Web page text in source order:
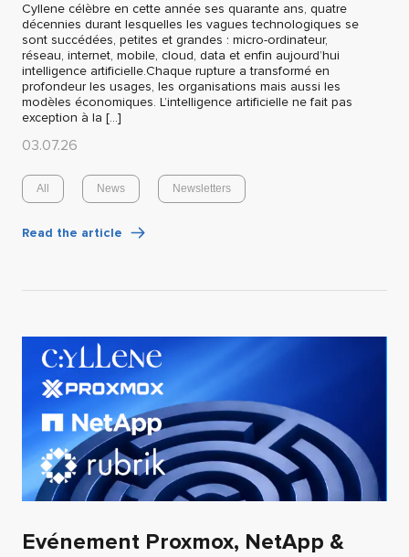
Cyllene célèbre en cette année ses quarante ans, quatre
décennies durant lesquelles les vagues technologiques se
sont succédées, petites et grandes : micro-ordinateur,
réseau, internet, mobile, cloud, data et enfin aujourd’hui
intelligence artificielle.Chaque rupture a transformé en
profondeur les usages, les organisations mais aussi les
modèles économiques. L’intelligence artificielle ne fait pas
exception à la […]
03.07.26
All News Newsletters
Read the article
Evénement Proxmox, NetApp &